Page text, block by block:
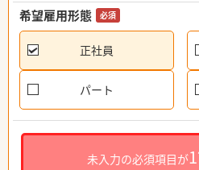
希望雇用形態 必須
正社員
パート
未入力の必須項目が